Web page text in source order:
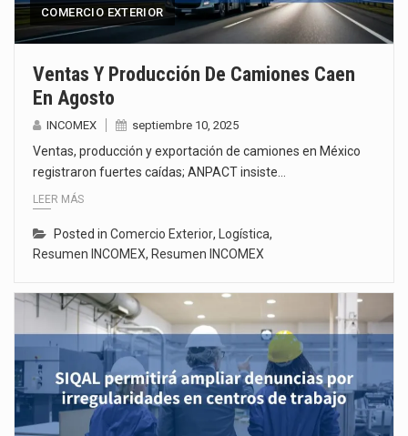
COMERCIO EXTERIOR
Ventas Y Producción De Camiones Caen
En Agosto
INCOMEX septiembre 10, 2025
Ventas, producción y exportación de camiones en México
registraron fuertes caídas; ANPACT insiste…
LEER MÁS
Posted in Comercio Exterior, Logística,
Resumen INCOMEX, Resumen INCOMEX